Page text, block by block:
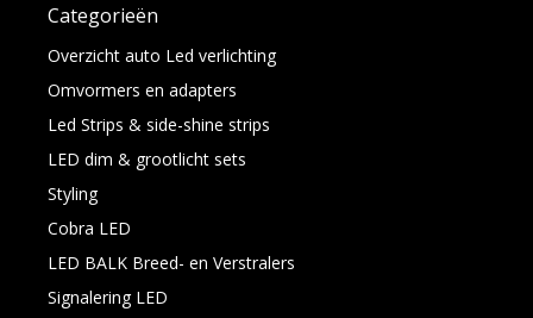
Categorieën
Overzicht auto Led verlichting
Omvormers en adapters
Led Strips & side-shine strips
LED dim & grootlicht sets
Styling
Cobra LED
LED BALK Breed- en Verstralers
Signalering LED